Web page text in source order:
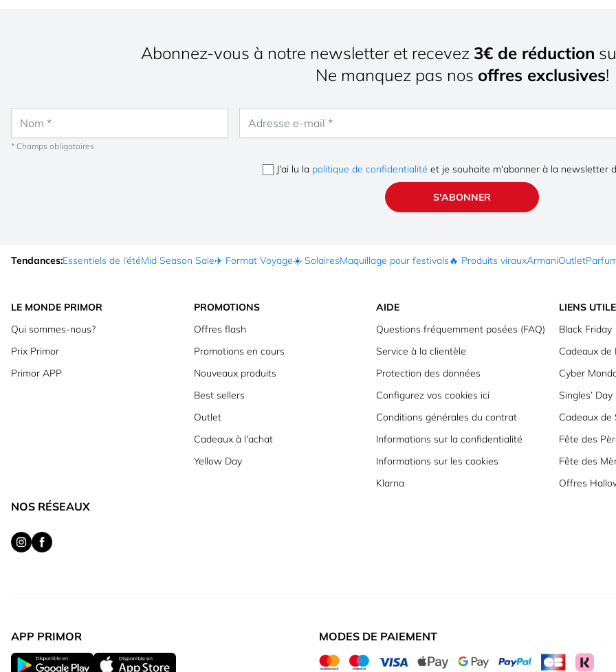
Abonnez-vous à notre newsletter et recevez 3€ de réduction
Ne manquez pas nos offres exclusives!
* Champs obligatoires
J'ai lu la politique de confidentialité et je souhaite m'abonner à la newsletter
S'ABONNER
Tendances:Essentiels de l’étéMid Season Sale✈️ Format Voyage☀️ SolairesMaquillage pour festivals🔥 Produits virauxArmaniOutlet
LE MONDE PRIMOR
Qui sommes-nous?
Prix Primor
Primor APP
PROMOTIONS
Offres flash
Promotions en cours
Nouveaux produits
Best sellers
Outlet
Cadeaux à l'achat
Yellow Day
AIDE
Questions fréquemment posées (FAQ)
Service à la clientèle
Protection des données
Configurez vos cookies ici
Conditions générales du contrat
Informations sur la confidentialité
Informations sur les cookies
Klarna
LIENS
Black Friday
Cadeaux de
Cyber
Singles’ Day
Cadeaux de
Fête des
Fête des
Offres
NOS RÉSEAUX
APP PRIMOR MODES DE PAIEMENT